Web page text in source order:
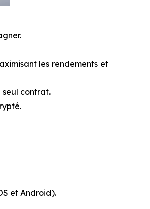
les rendements et
seul contrat.
et Android).